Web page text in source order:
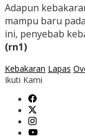
Adapun
mampu baru
ini, penyebab
(rn1)
Kebakaran Lapas
Ikuti Kami